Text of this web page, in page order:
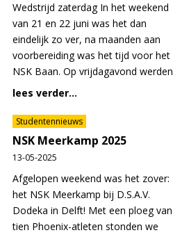
Wedstrijd zaterdag In het weekend
van 21 en 22 juni was het dan
eindelijk zo ver, na maanden aan
voorbereiding was het tijd voor het
NSK Baan. Op vrijdagavond werden
lees verder...
Studentennieuws
NSK Meerkamp 2025
13-05-2025
Afgelopen weekend was het zover:
het NSK Meerkamp bij D.S.A.V.
Dodeka in Delft! Met een ploeg van
tien Phoenix-atleten stonden we